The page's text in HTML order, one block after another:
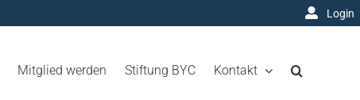
Login
Mitglied werden Stiftung BYC Kontakt